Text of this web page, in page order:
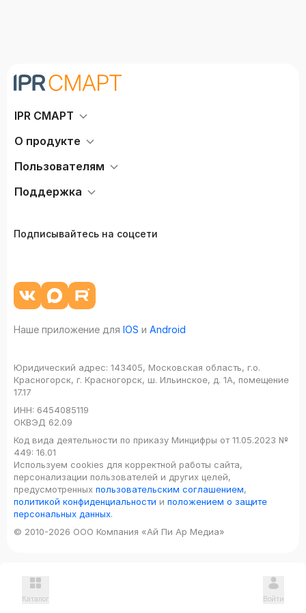
IPR СМАРТ
О продукте
Пользователям
Поддержка
Подписывайтесь на соцсети
Наше приложение для IOS и Android
Юридический адрес: 143405, Московская область, г.о.
Красногорск, г. Красногорск, ш. Ильинское, д. 1А, помещение
17.17
ИНН: 6454085119
ОКВЭД 62.09
Код вида деятельности по приказу Минцифры от 11.05.2023 №
449: 16.01
Используем cookies для корректной работы сайта,
персонализации пользователей и других целей,
предусмотренных пользовательским соглашением,
политикой конфиденциальности и положением о защите
персональных данных.
© 2010-2026 ООО Компания «Ай Пи Ар Медиа»
Каталог Войти